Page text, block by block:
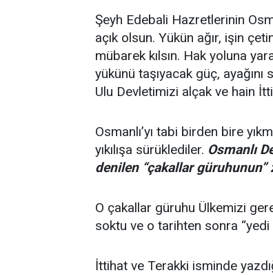
Şeyh Edebali Hazretlerinin
açık olsun. Yükün ağır, işin
mübarek kılsın. Hak yoluna
yükünü taşıyacak güç,
Ulu Devletimizi alçak ve hain
Osmanlı’yı tabi birden bire
yıkılışa sürüklediler. Osmanlı
denilen “çakallar güruhunun”
O çakallar güruhu Ülkemizi
soktu ve o tarihten sonra “yedi
İttihat ve Terakki isminde